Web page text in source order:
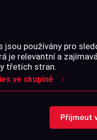
jsou používány pro
je relevantní a
třetích stran.
ve skupině ↓
Přijmout